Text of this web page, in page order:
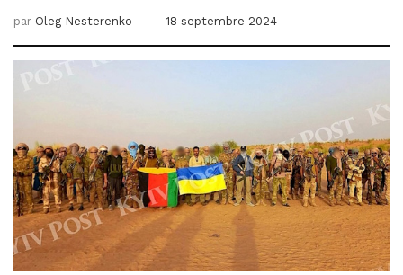
par Oleg Nesterenko 18 septembre 2024